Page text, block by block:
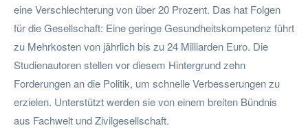
eine Verschlechterung von über 20 Prozent. Das hat Folgen
für die Gesellschaft: Eine geringe Gesundheitskompetenz führt
zu Mehrkosten von jährlich bis zu 24 Milliarden Euro. Die
Studienautoren stellen vor diesem Hintergrund zehn
Forderungen an die Politik, um schnelle Verbesserungen zu
erzielen. Unterstützt werden sie von einem breiten Bündnis
aus Fachwelt und Zivilgesellschaft.